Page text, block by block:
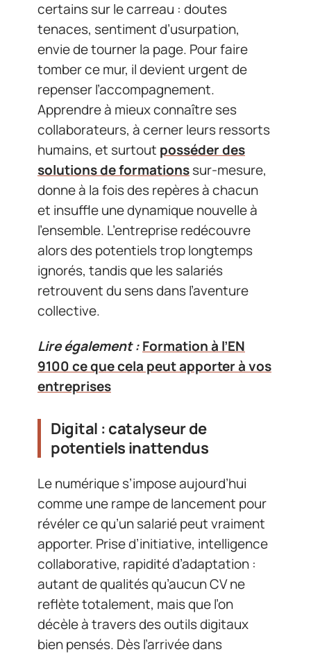
certains sur le carreau : doutes
tenaces, sentiment d’usurpation,
envie de tourner la page. Pour faire
tomber ce mur, il devient urgent de
repenser l’accompagnement.
Apprendre à mieux connaître ses
collaborateurs, à cerner leurs ressorts
humains, et surtout posséder des
solutions de formationssur-mesure,
donne à la fois des repères à chacun
et insuffle une dynamique nouvelle à
l’ensemble. L’entreprise redécouvre
alors des potentiels trop longtemps
ignorés, tandis que les salariés
retrouvent du sens dans l’aventure
collective.
Lire également :Formation à l’EN
9100 ce que cela peut apporter à vos
entreprises
Digital : catalyseur de
potentiels inattendus
Le numérique s’impose aujourd’hui
comme une rampe de lancement pour
révéler ce qu’un salarié peut vraiment
apporter. Prise d’initiative, intelligence
collaborative, rapidité d’adaptation :
autant de qualités qu’aucun CV ne
reflète totalement, mais que l’on
décèle à travers des outils digitaux
bien pensés. Dès l’arrivée dans